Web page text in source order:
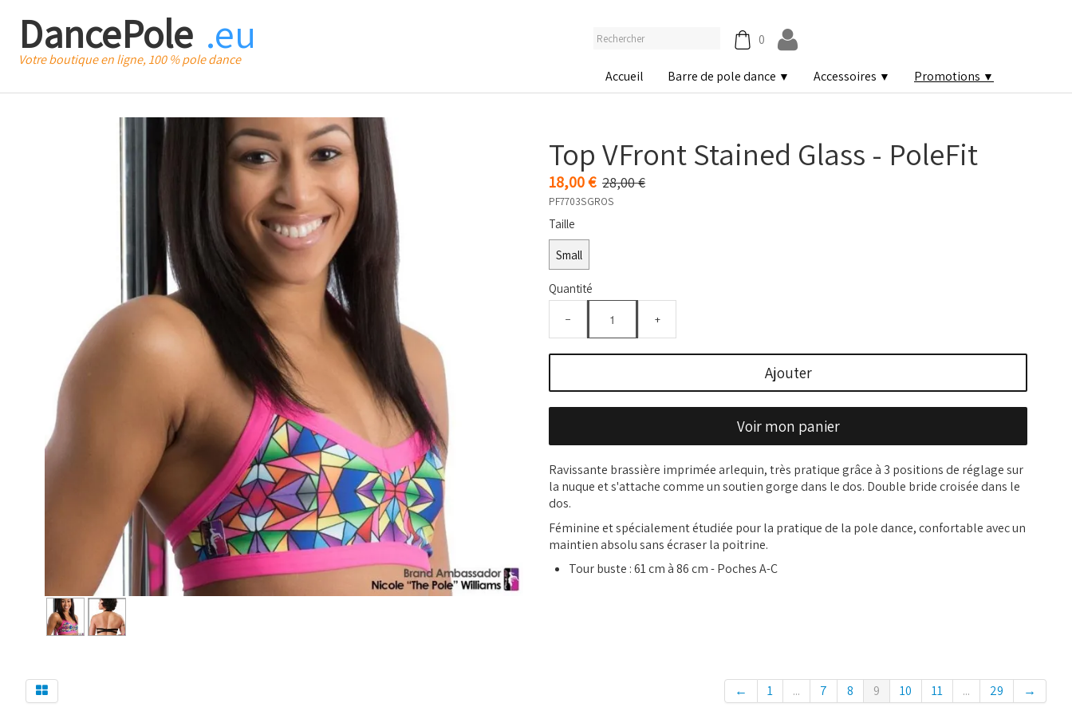
DancePole .eu
Votre boutique en ligne, 100 % pole dance
0
Accueil Barre de pole dance ▼ Accessoires ▼ Promotions ▼
Top VFront Stained Glass - PoleFit
18,00 € 28,00 €
PF7703SGROS
Taille
Small
Quantité
− +
Ajouter
Voir mon panier
Ravissante brassière imprimée arlequin, très pratique grâce à 3 positions de réglage sur
la nuque et s'attache comme un soutien gorge dans le dos. Double bride croisée dans le
dos.
Féminine et spécialement étudiée pour la pratique de la pole dance, confortable avec un
maintien absolu sans écraser la poitrine.
Tour buste : 61 cm à 86 cm - Poches A-C
← 1 ... 7 8 9 10 11 ... 29 →